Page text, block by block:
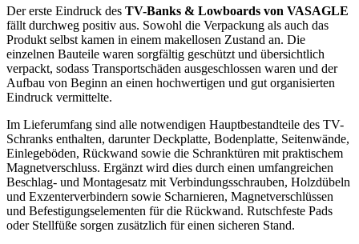
Der erste Eindruck des TV-Banks & Lowboards von VASAGLE
fällt durchweg positiv aus. Sowohl die Verpackung als auch das
Produkt selbst kamen in einem makellosen Zustand an. Die
einzelnen Bauteile waren sorgfältig geschützt und übersichtlich
verpackt, sodass Transportschäden ausgeschlossen waren und der
Aufbau von Beginn an einen hochwertigen und gut organisierten
Eindruck vermittelte.
Im Lieferumfang sind alle notwendigen Hauptbestandteile des TV-
Schranks enthalten, darunter Deckplatte, Bodenplatte, Seitenwände,
Einlegeböden, Rückwand sowie die Schranktüren mit praktischem
Magnetverschluss. Ergänzt wird dies durch einen umfangreichen
Beschlag- und Montagesatz mit Verbindungsschrauben, Holzdübeln
und Exzenterverbindern sowie Scharnieren, Magnetverschlüssen
und Befestigungselementen für die Rückwand. Rutschfeste Pads
oder Stellfüße sorgen zusätzlich für einen sicheren Stand.